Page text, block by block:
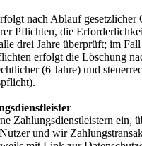
nach Ablauf gesetzlicher
Pflichten, die
drei Jahre überprüft; im Fall
erfolgt die Löschung
(6 Jahre) und
Zahlungsdienstleistern ein,
und wir